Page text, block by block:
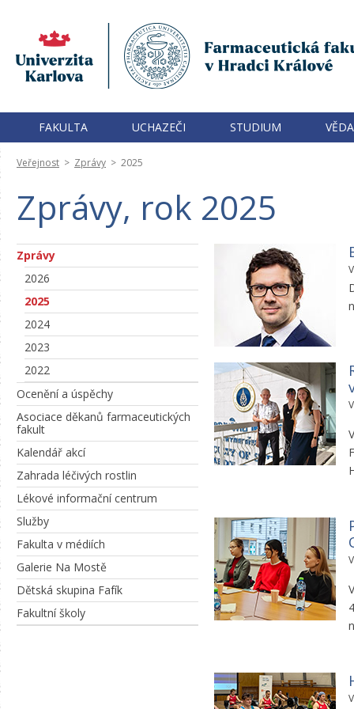
FAKULTA UCHAZEČI STUDIUM
Veřejnost > Zprávy > 2025
Zprávy, rok 2025
Zprávy
2026
2025
2024
2023
2022
Ocenění a úspěchy
Asociace děkanů farmaceutických
fakult
Kalendář akcí
Zahrada léčivých rostlin
Lékové informační centrum
Služby
Fakulta v médiích
Galerie Na Mostě
Dětská skupina Fafík
Fakultní školy